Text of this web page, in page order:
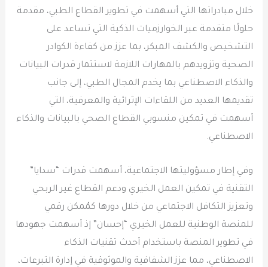
خلال مبادراتها التي أسهمت في تطوير القطاع الطبي، مقدمة
حلولًا متقدمة عبر الخوارزميات الذكية التي تساعد على
التشخيص والكشف المبكر، بما عزز من كفاءة الكوادر
الصحية وتزويدهم بالمهارات اللازمة لاستثمار قدرات البيانات
والذكاء الاصطناعي بما يخدم المجال الطبي، إلى جانب
تقديمها العديد من اللقاءات الإثرائية والمعرفية، التي
أسهمت في تمكين منسوبي القطاع الصحي بالبيانات والذكاء
الاصطناعي.
وفي إطار مسؤوليتها الاجتماعية، أسهمت قدرات “سدايا”
التقنية في تمكين العمل الخيري ودعم القطاع غير الربحي
وتعزيز التكافل الاجتماعي من خلال دورها كمُمكن رقمي
للمنصة الوطنية للعمل الخيري “إحسان” إذ أسهمت جهودها
في تطوير المنصة باستخدام أحدث تقنيات الذكاء
الاصطناعي، مما عزز الشفافية والموثوقية في إدارة التبرعات،